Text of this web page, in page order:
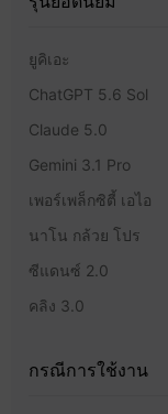
ยูคิเอะ
ChatGPT 5.6 Sol
Claude 5.0
Gemini 3.1 Pro
เพอร์เพล็กซิตี้ เอไอ
นาโน กล้วย โปร
ซีแดนซ์ 2.0
คลิง 3.0
กรณีการใช้งาน